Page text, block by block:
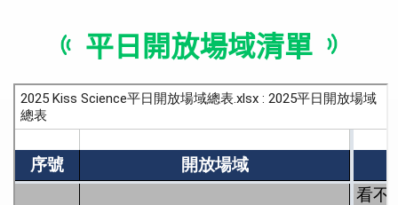
平日開放場域清單